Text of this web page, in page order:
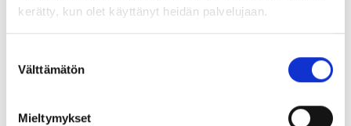
kerätty, kun olet käyttänyt heidän palvelujaan.
valinta
Välttämätön
Mieltymykset